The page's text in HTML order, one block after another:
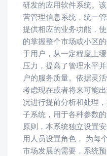
研发的应用软件系统。
营管理信息系统，统一
提供相应的业务功能，
的掌握整个市场或小区
于用户，从一定程度上
压力，提高了管理水平
户的服务质量。依据灵
考虑现在或者将来可能
况进行提前分析和处理
子系统，用于各种参数
原则，本系统独立设置
用人员设置角色， 为每
市场发展的需要，系统